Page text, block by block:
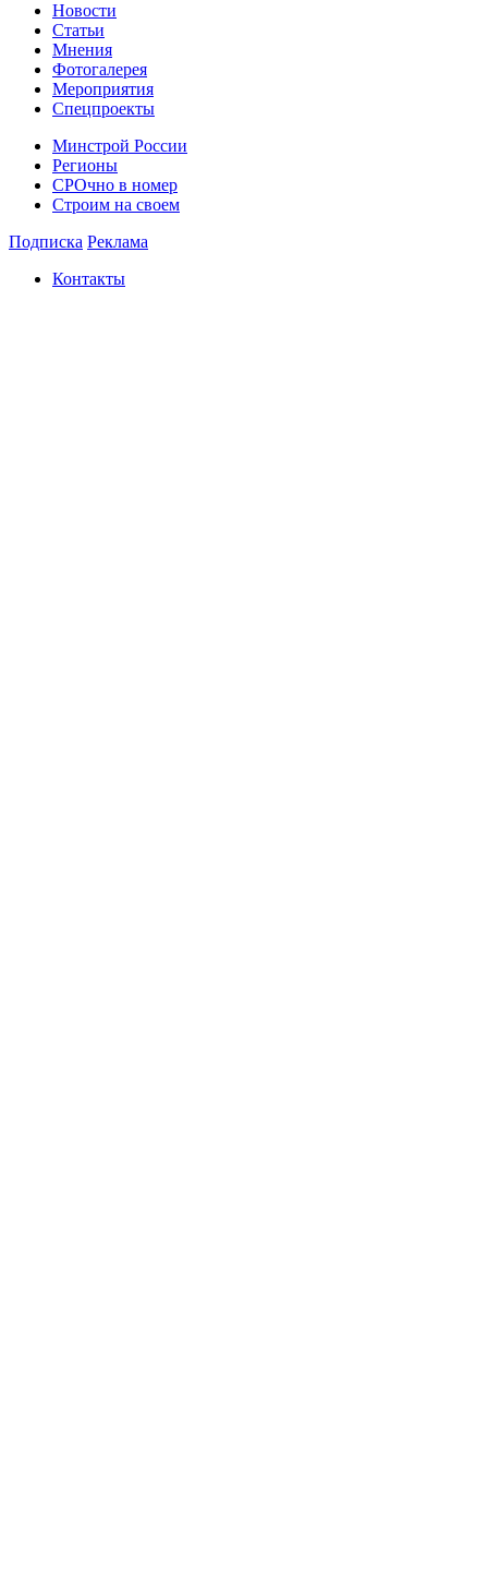
Новости
Статьи
Мнения
Фотогалерея
Мероприятия
Спецпроекты
Минстрой России
Регионы
СРОчно в номер
Строим на своем
Подписка Реклама
Контакты